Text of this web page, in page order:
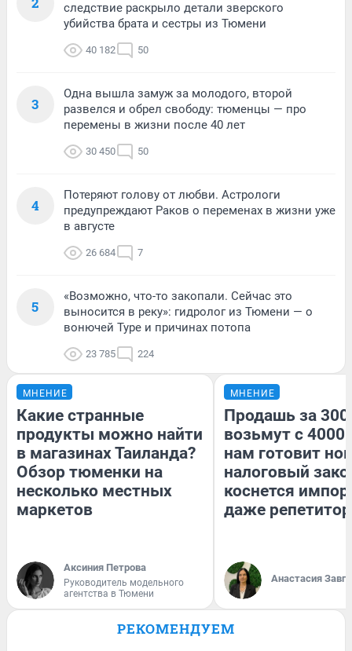
следствие раскрыло детали зверского
убийства брата и сестры из Тюмени
40 182 50
3
Одна вышла замуж за молодого, второй
развелся и обрел свободу: тюменцы — про
перемены в жизни после 40 лет
30 450 50
4
Потеряют голову от любви. Астрологи
предупреждают Раков о переменах в жизни уже
в августе
26 684 7
5
«Возможно, что-то закопали. Сейчас это
выносится в реку»: гидролог из Тюмени — о
вонючей Туре и причинах потопа
23 785 224
МНЕНИЕ
Какие странные
продукты можно найти
в магазинах Таиланда?
Обзор тюменки на
несколько местных
маркетов
Аксиния Петрова
Руководитель модельного
агентства в Тюмени
МНЕНИЕ
Продашь за
возьмут с
нам готовит
налоговый
коснется
даже
Анастасия
РЕКОМЕНДУЕМ